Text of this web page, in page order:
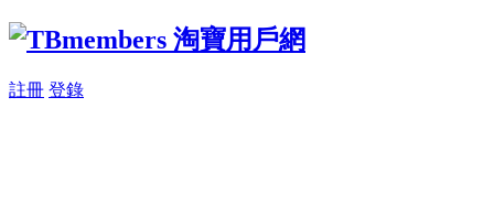
註冊 登錄